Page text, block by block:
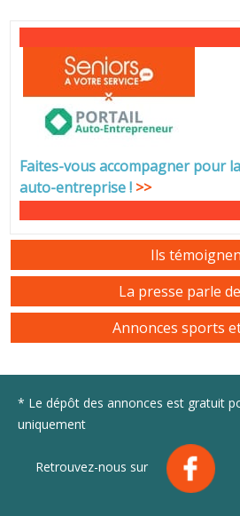
Faites-vous accompagner pour
auto-entreprise! >>
Ils
La presse parle
Annonces sports
* Le dépôt des annonces est gratuit
uniquement
Retrouvez-nous sur